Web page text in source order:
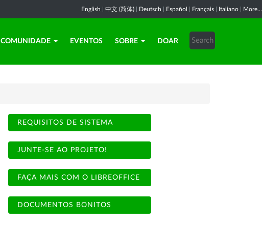
English 中文 (简体) Deutsch Español Français Italiano More...
COMUNIDADE EVENTOS SOBRE DOAR
REQUISITOS DE SISTEMA
JUNTE-SE AO PROJETO!
FAÇA MAIS COM O LIBREOFFICE
DOCUMENTOS BONITOS